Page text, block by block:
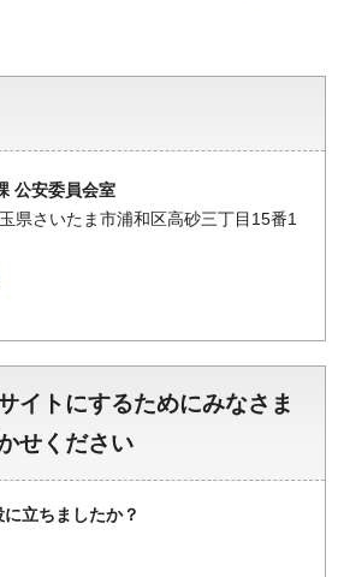
公安委員会室
県さいたま市浦和区高砂三丁目15番1
イトにするためにみなさま
せください
立ちましたか？